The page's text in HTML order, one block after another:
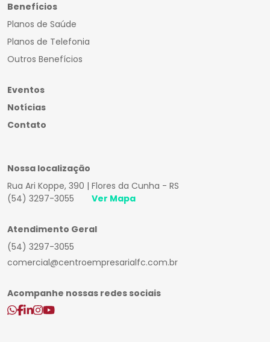
Benefícios
Planos de Saúde
Planos de Telefonia
Outros Benefícios
Eventos
Notícias
Contato
Nossa localização
Rua Ari Koppe, 390 | Flores da Cunha - RS
(54) 3297-3055
Ver Mapa
Atendimento Geral
(54) 3297-3055
comercial@centroempresarialfc.com.br
Acompanhe nossas redes sociais